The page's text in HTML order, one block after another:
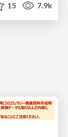
15 7.9k